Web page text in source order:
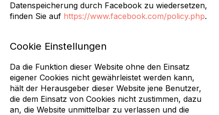
Datenspeicherung durch Facebook zu wiedersetzen,
finden Sie auf https://www.facebook.com/policy.php.
Cookie Einstellungen
Da die Funktion dieser Website ohne den Einsatz
eigener Cookies nicht gewährleistet werden kann,
hält der Herausgeber dieser Website jene Benutzer,
die dem Einsatz von Cookies nicht zustimmen, dazu
an, die Website unmittelbar zu verlassen und die